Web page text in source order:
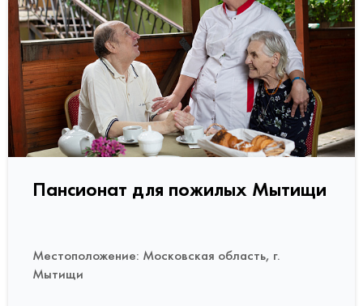
Пансионат для пожилых Мытищи
Местоположение: Московская область, г.
Мытищи